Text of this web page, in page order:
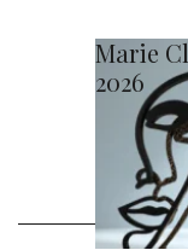
Marie
2026